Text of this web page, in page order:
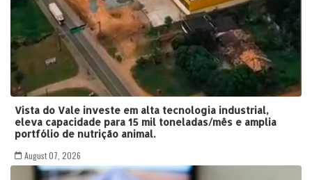
Vista do Vale investe em alta tecnologia industrial,
eleva capacidade para 15 mil toneladas/mês e amplia
portfólio de nutrição animal.
August 07, 2026